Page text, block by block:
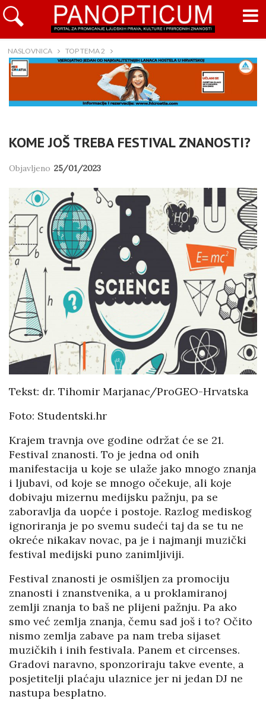
NASLOVNICA TOP TEMA 2
KOME JOŠ TREBA FESTIVAL ZNANOSTI?
Objavljeno 25/01/2023
Tekst: dr. Tihomir Marjanac/ProGEO-Hrvatska
Foto: Studentski.hr
Krajem travnja ove godine održat će se 21.
Festival znanosti. To je jedna od onih
manifestacija u koje se ulaže jako mnogo znanja
i ljubavi, od koje se mnogo očekuje, ali koje
dobivaju mizernu medijsku pažnju, pa se
zaboravlja da uopće i postoje. Razlog mediskog
ignoriranja je po svemu sudeći taj da se tu ne
okreće nikakav novac, pa je i najmanji muzički
festival medijski puno zanimljiviji.
Festival znanosti je osmišljen za promociju
znanosti i znanstvenika, a u proklamiranoj
zemlji znanja to baš ne plijeni pažnju. Pa ako
smo već zemlja znanja, čemu sad još i to? Očito
nismo zemlja zabave pa nam treba sijaset
muzičkih i inih festivala. Panem et circenses.
Gradovi naravno, sponzoriraju takve evente, a
posjetitelji plaćaju ulaznice jer ni jedan DJ ne
nastupa besplatno.